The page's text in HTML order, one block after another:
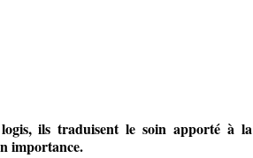
ils traduisent le soin apporté à la
importance.